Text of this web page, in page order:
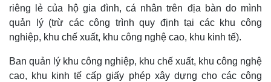
riêng lẻ của hộ gia đình, cá nhân trên địa bàn do mình
quản lý (trừ các công trình quy định tại các khu công
nghiệp, khu chế xuất, khu công nghệ cao, khu kinh tế).
Ban quản lý khu công nghiệp, khu chế xuất, khu công nghệ
cao, khu kinh tế cấp giấy phép xây dựng cho các công